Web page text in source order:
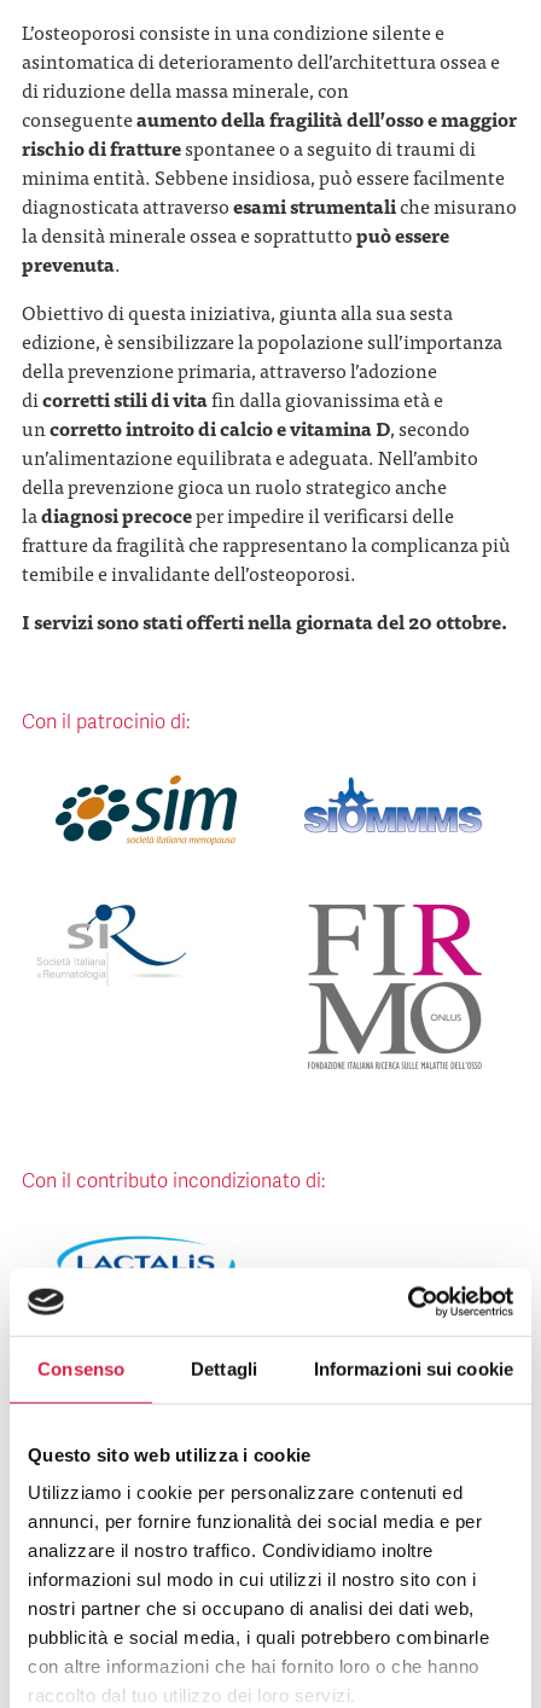
Consenso Dettagli Informazioni sui cookie
Questo sito web utilizza i cookie
Utilizziamo i cookie per personalizzare contenuti ed
annunci, per fornire funzionalità dei social media e per
analizzare il nostro traffico. Condividiamo inoltre
informazioni sul modo in cui utilizzi il nostro sito con i
nostri partner che si occupano di analisi dei dati web,
pubblicità e social media, i quali potrebbero combinarle
con altre informazioni che hai fornito loro o che hanno
raccolto dal tuo utilizzo dei loro servizi.
L’osteoporosi consiste in una condizione silente e
asintomatica di deterioramento dell’architettura ossea e
di riduzione della massa minerale, con
conseguenteaumento della fragilità dell’osso e maggior
rischio di fratturespontanee o a seguito di traumi di
minima entità. Sebbene insidiosa, può essere facilmente
diagnosticata attraversoesami strumentaliche misurano
la densità minerale ossea e soprattuttopuò essere
prevenuta.
Obiettivo di questa iniziativa, giunta alla sua sesta
edizione, è sensibilizzare la popolazione sull’importanza
della prevenzione primaria, attraverso l’adozione
dicorretti stili di vitafin dalla giovanissima età e
uncorretto introito di calcio e vitamina D, secondo
un’alimentazione equilibrata e adeguata. Nell’ambito
della prevenzione gioca un ruolo strategico anche
ladiagnosi precoceper impedire il verificarsi delle
fratture da fragilità che rappresentano la complicanza più
temibile e invalidante dell’osteoporosi.
I servizi sono stati offerti nella giornata del 20 ottobre.
Con il patrocinio di:
Con il contributo incondizionato di:
Download
Poster
Leaflet
Poster | Dai forza alle tue ossa